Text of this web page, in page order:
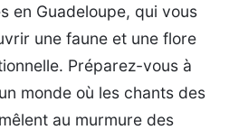
en Guadeloupe, qui vous
une faune et une flore
Préparez-vous à
monde où les chants des
au murmure des